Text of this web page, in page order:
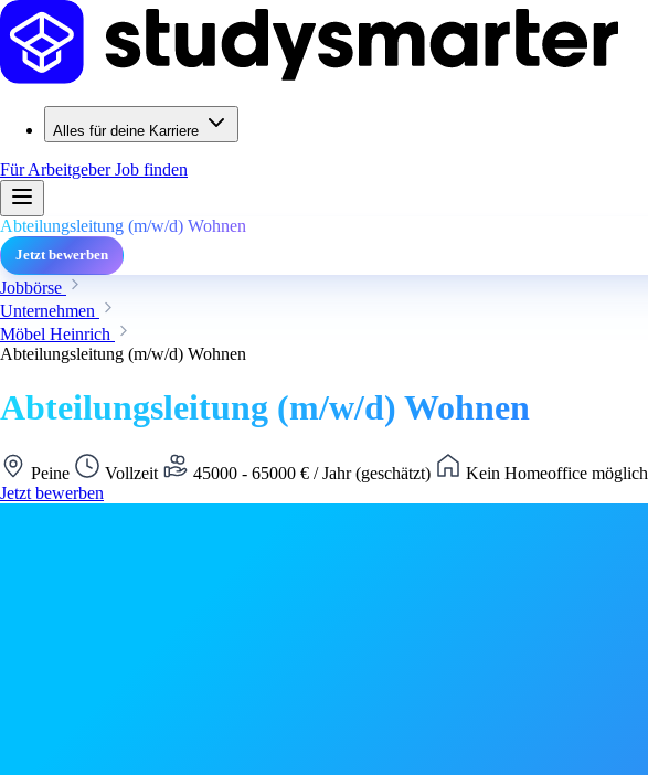
Alles für deine Karriere
Für ArbeitgeberJob finden
Abteilungsleitung (m/w/d) Wohnen
Jetzt bewerben
Jobbörse
Unternehmen
Möbel Heinrich
Abteilungsleitung (m/w/d) Wohnen
Abteilungsleitung (m/w/d) Wohnen
Peine Vollzeit 45000 - 65000 € / Jahr (geschätzt)
Kein Homeoffice möglich
Jetzt bewerben